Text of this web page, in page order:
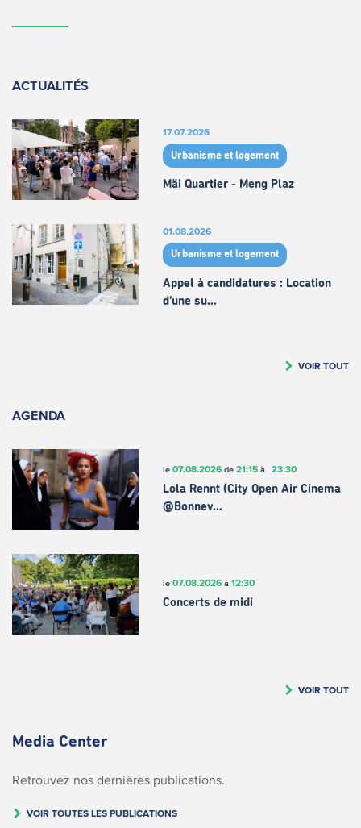
ACTUALITÉS
17.07.2026
Urbanisme et logement
Mäi Quartier - Meng Plaz
01.08.2026
Urbanisme et logement
Appel à candidatures : Location
d’une su…
VOIR TOUT
AGENDA
le 07.08.2026de 21:15à 23:30
Lola Rennt (City Open Air Cinema
@Bonnev…
le 07.08.2026à 12:30
Concerts de midi
VOIR TOUT
Media Center
Retrouvez nos dernières publications.
VOIR TOUTES LES PUBLICATIONS